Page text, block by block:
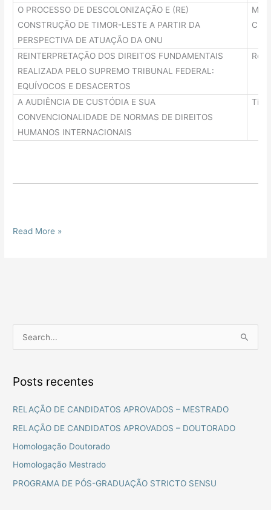
O PROCESSO DE DESCOLONIZAÇÃO E (RE)
CONSTRUÇÃO DE TIMOR-LESTE A PARTIR DA
PERSPECTIVA DE ATUAÇÃO DA ONU
REINTERPRETAÇÃO DOS DIREITOS FUNDAMENTAIS
REALIZADA PELO SUPREMO TRIBUNAL FEDERAL:
EQUÍVOCOS E DESACERTOS
A AUDIÊNCIA DE CUSTÓDIA E SUA
CONVENCIONALIDADE DE NORMAS DE DIREITOS
HUMANOS INTERNACIONAIS
Read More »
q
u
r
p
Posts recentes
RELAÇÃO DE CANDIDATOS APROVADOS – MESTRADO
RELAÇÃO DE CANDIDATOS APROVADOS – DOUTORADO
Homologação Doutorado
Homologação Mestrado
PROGRAMA DE PÓS-GRADUAÇÃO STRICTO SENSU